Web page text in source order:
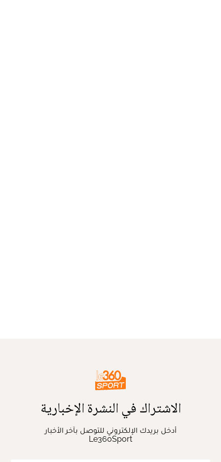
الاشتراك في النشرة الإخبارية
أدخل بريدك الإلكتروني للتوصل بآخر الأخبار
Le360Sport